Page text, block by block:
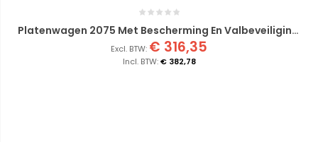
Platenwagen 2075 Met Bescherming En Valbeveiliging (massief Rubber Wielen)
€ 382,78
€ 316,35